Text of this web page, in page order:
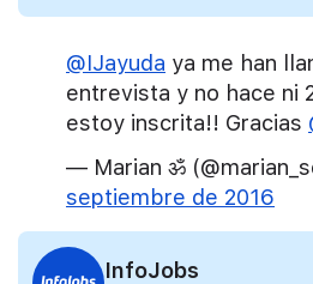
@IJayuda ya me han
entrevista y no hace ni
estoy inscrita!! Gracias
— Marian ॐ
septiembre de 2016
InfoJobs